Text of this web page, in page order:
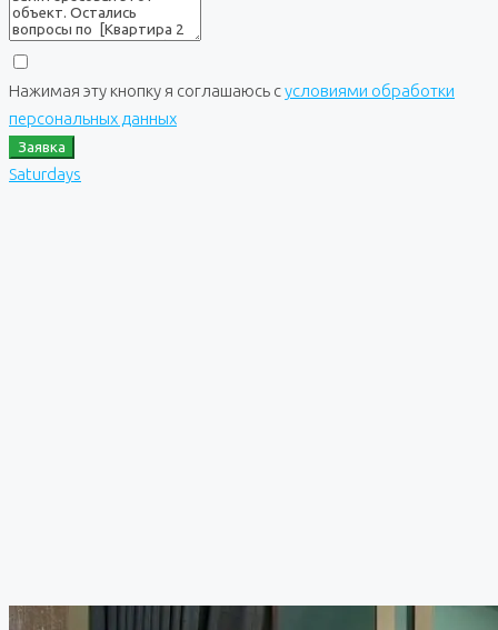
Нажимая эту кнопку я соглашаюсь сусловиями обработки
персональных данных
Заявка
Saturdays